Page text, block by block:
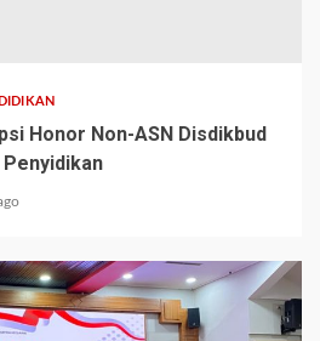
Honor Non-ASN Disdikbud